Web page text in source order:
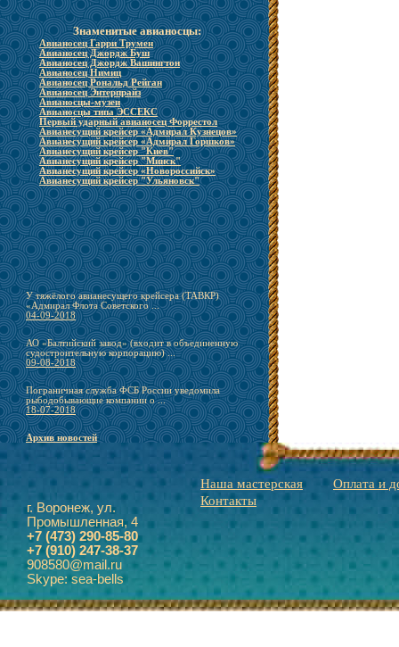
Знаменитые авианосцы:
Авианосец Гарри Трумен
Авианосец Джордж Буш
Авианосец Джордж Вашингтон
Авианосец Нимиц
Авианосец Рональд Рейган
Авианосец Энтерпрайз
Авианосцы-музеи
Авианосцы типа ЭССЕКС
Первый ударный авианосец Форрестол
Авианесущий крейсер «Адмирал Кузнецов»
Авианесущий крейсер «Адмирал Горшков»
Авианесущий крейсер "Киев"
Авианесущий крейсер "Минск"
Авианесущий крейсер «Новороссийск»
Авианесущий крейсер "Ульяновск"
У тяжёлого авианесущего крейсера (ТАВКР)
«Адмирал Флота Советского ...
04-09-2018
АО «Балтийский завод» (входит в объединенную
судостроительную корпорацию) ...
09-08-2018
Пограничная служба ФСБ России уведомила
рыбодобывающие компании о ...
18-07-2018
Архив новостей
г. Воронеж, ул.
Промышленная, 4
+7 (473) 290-85-80
+7 (910) 247-38-37
908580@mail.ru
Skype: sea-bells
Наша мастерская
Оплата и
Контакты